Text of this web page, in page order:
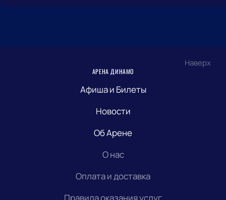
Наверх
АРЕНА ДИНАМО
Афиша и Билеты
Новости
Об Арене
О нас
Оплата и доставка